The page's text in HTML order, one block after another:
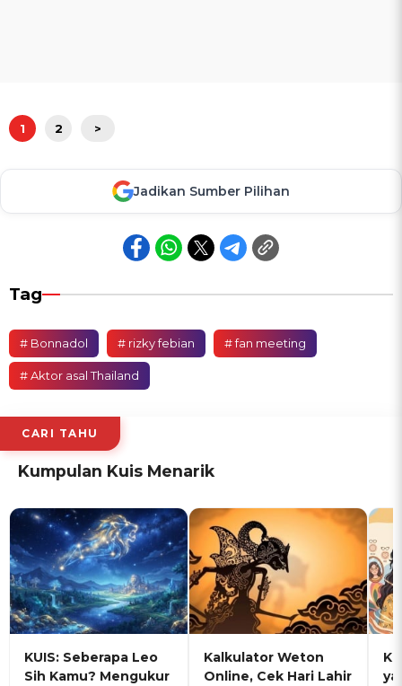
1 2 >
Jadikan Sumber Pilihan
Tag
# Bonnadol # rizky febian # fan meeting
# Aktor asal Thailand
CARI TAHU
Kumpulan Kuis Menarik
KUIS: Seberapa Leo
Sih Kamu? Mengukur
Kalkulator Weton
Online, Cek Hari Lahir